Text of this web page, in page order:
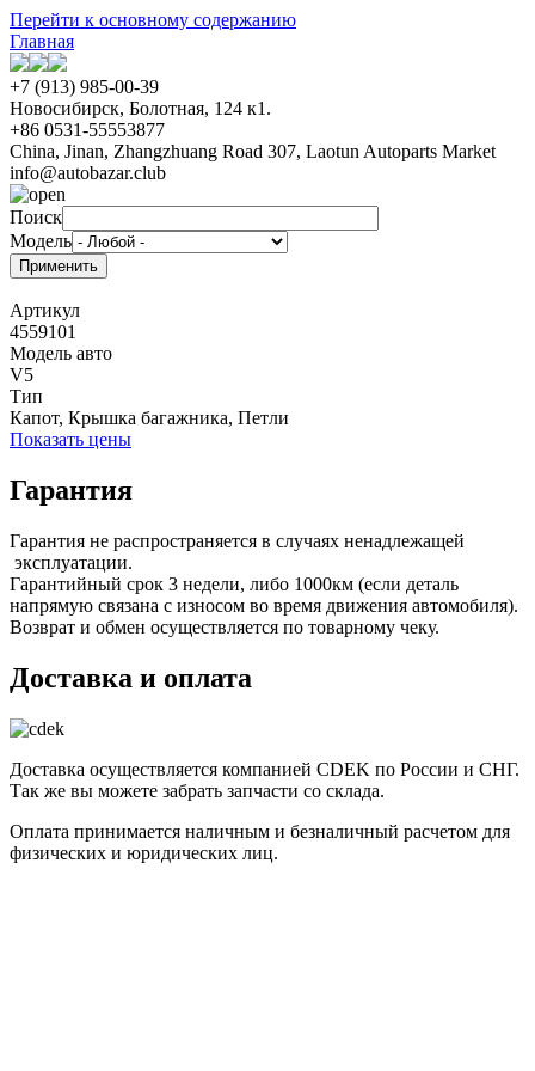
Перейти к основному содержанию
Главная
+7 (913) 985-00-39
Новосибирск, Болотная, 124 к1.
+86 0531-55553877
China, Jinan, Zhangzhuang Road 307, Laotun Autoparts Market
info@autobazar.club
Поиск
Модель
Артикул
4559101
Модель авто
V5
Тип
Капот, Крышка багажника, Петли
Показать цены
Гарантия
Гарантия не распространяется в случаях ненадлежащей
эксплуатации.
Гарантийный срок 3 недели, либо 1000км (если деталь
напрямую связана с износом во время движения автомобиля).
Возврат и обмен осуществляется по товарному чеку.
Доставка и оплата
Доставка осуществляется компанией CDEK по России и СНГ.
Так же вы можете забрать запчасти со склада.
Оплата принимается наличным и безналичный расчетом для
физических и юридических лиц.